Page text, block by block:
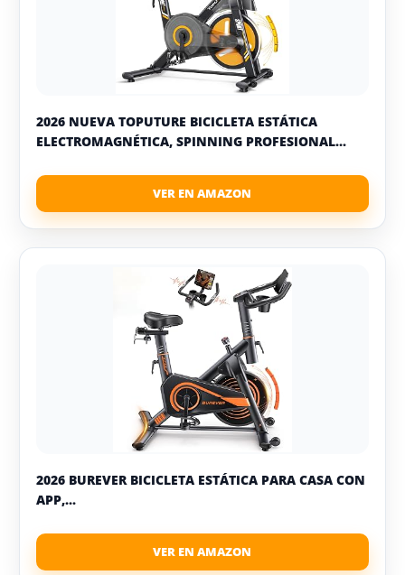
2026 NUEVA TOPUTURE BICICLETA ESTÁTICA
ELECTROMAGNÉTICA, SPINNING PROFESIONAL...
2026 BUREVER BICICLETA ESTÁTICA PARA CASA CON
APP,...